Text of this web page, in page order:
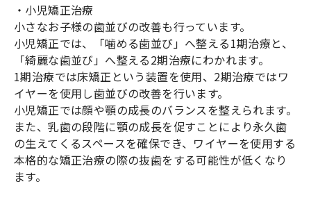
・小児矯正治療
小さなお子様の歯並びの改善も行っています。
小児矯正では、「噛める歯並び」へ整える1期治療と、
「綺麗な歯並び」へ整える2期治療にわかれます。
1期治療では床矯正という装置を使用、2期治療ではワ
イヤーを使用し歯並びの改善を行います。
小児矯正では顔や顎の成長のバランスを整えられます。
また、乳歯の段階に顎の成長を促すことにより永久歯
の生えてくるスペースを確保でき、ワイヤーを使用する
本格的な矯正治療の際の抜歯をする可能性が低くなり
ます。